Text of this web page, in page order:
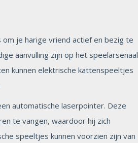
je harige vriend actief en bezig te
aanvulling zijn op het speelarsenaal
kunnen elektrische kattenspeeltjes
automatische laserpointer. Deze
te vangen, waardoor hij zich
speeltjes kunnen voorzien zijn van